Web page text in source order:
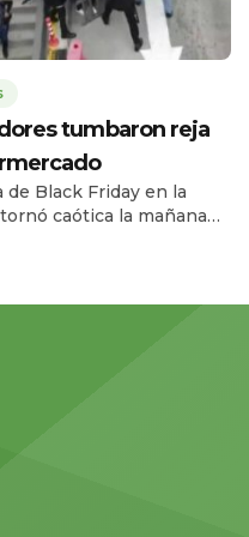
tumbaron reja
de Black Friday en la
caótica la mañana
la avenida Carlos Julio